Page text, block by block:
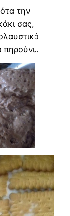
την
σας,
πηρούνι..